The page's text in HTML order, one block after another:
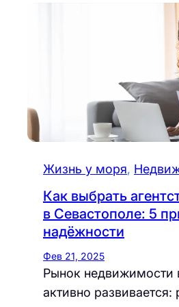
Жизнь у моря,
Как выбрать
в Севастополе: 5
надёжности
Фев 21, 2025
Рынок недвижимости
активно развивается: